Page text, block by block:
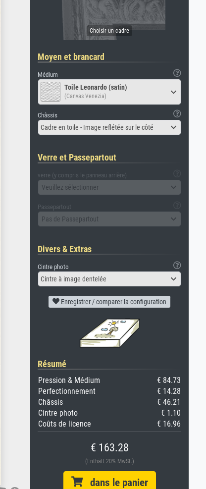
Moyen et brancard
Médium
Toile Leonardo (satin)
(Canvas Venezia)
Châssis
Cadre en toile - Image reflétée sur le côté
Verre et Passepartout
verre (y compris le panneau arrière)
Veuillez sélectionner
Passepartout
Pas de Passepartout
Divers & Extras
Cintre photo
Cintre à image dentelée
Enregistrer / comparer la configuration
Résumé
Pression & Médium
€ 84.73
Perfectionnement
€ 14.28
Châssis
€ 46.21
Cintre photo
€ 1.10
Coûts de licence
€ 16.96
€ 163.28
(Enthält 20% MwSt.)
dans le panier